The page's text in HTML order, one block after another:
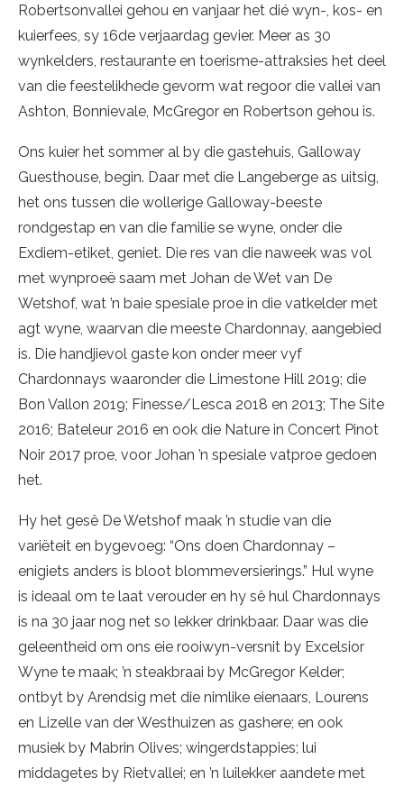
Robertsonvallei gehou en vanjaar het dié wyn-, kos- en
kuierfees, sy 16de verjaardag gevier. Meer as 30
wynkelders, restaurante en toerisme-attraksies het deel
van die feestelikhede gevorm wat regoor die vallei van
Ashton, Bonnievale, McGregor en Robertson gehou is.
Ons kuier het sommer al by die gastehuis, Galloway
Guesthouse, begin. Daar met die Langeberge as uitsig,
het ons tussen die wollerige Galloway-beeste
rondgestap en van die familie se wyne, onder die
Exdiem-etiket, geniet. Die res van die naweek was vol
met wynproeë saam met Johan de Wet van De
Wetshof, wat ’n baie spesiale proe in die vatkelder met
agt wyne, waarvan die meeste Chardonnay, aangebied
is. Die handjievol gaste kon onder meer vyf
Chardonnays waaronder die Limestone Hill 2019; die
Bon Vallon 2019; Finesse/Lesca 2018 en 2013; The Site
2016; Bateleur 2016 en ook die Nature in Concert Pinot
Noir 2017 proe, voor Johan ’n spesiale vatproe gedoen
het.
Hy het gesê De Wetshof maak ’n studie van die
variëteit en bygevoeg: “Ons doen Chardonnay –
enigiets anders is bloot blommeversierings.” Hul wyne
is ideaal om te laat verouder en hy sê hul Chardonnays
is na 30 jaar nog net so lekker drinkbaar. Daar was die
geleentheid om ons eie rooiwyn-versnit by Excelsior
Wyne te maak; ’n steakbraai by McGregor Kelder;
ontbyt by Arendsig met die nimlike eienaars, Lourens
en Lizelle van der Westhuizen as gashere; en ook
musiek by Mabrin Olives; wingerdstappies; lui
middagetes by Rietvallei; en ’n luilekker aandete met